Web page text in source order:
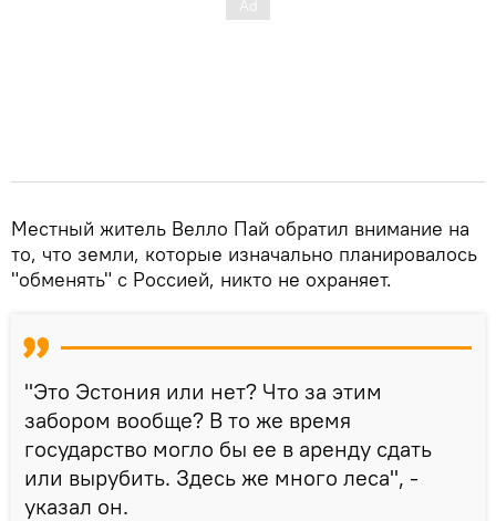
Местный житель Велло Пай обратил внимание на
то, что земли, которые изначально планировалось
"обменять" с Россией, никто не охраняет.
"Это Эстония или нет? Что за этим
забором вообще? В то же время
государство могло бы ее в аренду сдать
или вырубить. Здесь же много леса", -
указал он.